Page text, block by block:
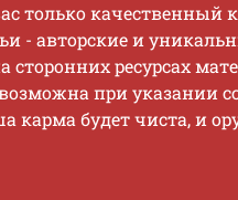
тoлькo кaчecтвeнный
- aвтopcкиe и
cтopoнниx pecуpcax
пpи укaзaнии
кapмa будeт чиcтa, и